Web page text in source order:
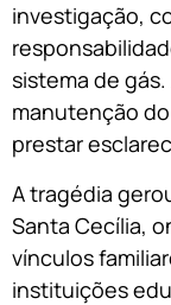
investigação,
sistema de
manutenção
prestar
A tragédia
Santa Cecília,
vínculos
instituições